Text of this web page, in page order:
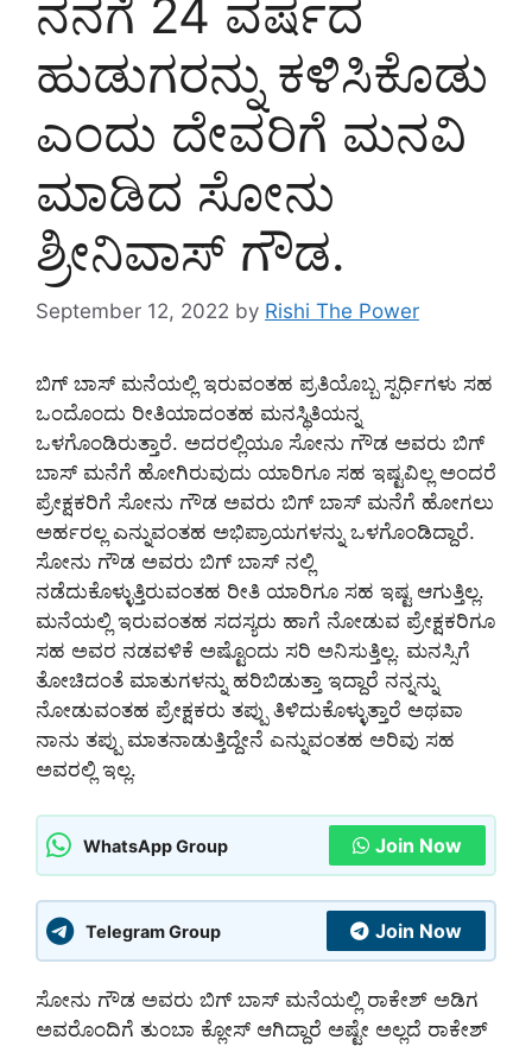
ನನಗೆ 24 ವರ್ಷದ
ಹುಡುಗರನ್ನು ಕಳಿಸಿಕೊಡು
ಎಂದು ದೇವರಿಗೆ ಮನವಿ
ಮಾಡಿದ ಸೋನು
ಶ್ರೀನಿವಾಸ್ ಗೌಡ.
September 12, 2022 by Rishi The Power
ಬಿಗ್ ಬಾಸ್ ಮನೆಯಲ್ಲಿ ಇರುವಂತಹ ಪ್ರತಿಯೊಬ್ಬ ಸ್ಪರ್ಧಿಗಳು ಸಹ
ಒಂದೊಂದು ರೀತಿಯಾದಂತಹ ಮನಸ್ಥಿತಿಯನ್ನ
ಒಳಗೊಂಡಿರುತ್ತಾರೆ. ಅದರಲ್ಲಿಯೂ ಸೋನು ಗೌಡ ಅವರು ಬಿಗ್
ಬಾಸ್ ಮನೆಗೆ ಹೋಗಿರುವುದು ಯಾರಿಗೂ ಸಹ ಇಷ್ಟವಿಲ್ಲ ಅಂದರೆ
ಪ್ರೇಕ್ಷಕರಿಗೆ ಸೋನು ಗೌಡ ಅವರು ಬಿಗ್ ಬಾಸ್ ಮನೆಗೆ ಹೋಗಲು
ಅರ್ಹರಲ್ಲ ಎನ್ನುವಂತಹ ಅಭಿಪ್ರಾಯಗಳನ್ನು ಒಳಗೊಂಡಿದ್ದಾರೆ.
ಸೋನು ಗೌಡ ಅವರು ಬಿಗ್ ಬಾಸ್ ನಲ್ಲಿ
ನಡೆದುಕೊಳ್ಳುತ್ತಿರುವಂತಹ ರೀತಿ ಯಾರಿಗೂ ಸಹ ಇಷ್ಟ ಆಗುತ್ತಿಲ್ಲ.
ಮನೆಯಲ್ಲಿ ಇರುವಂತಹ ಸದಸ್ಯರು ಹಾಗೆ ನೋಡುವ ಪ್ರೇಕ್ಷಕರಿಗೂ
ಸಹ ಅವರ ನಡವಳಿಕೆ ಅಷ್ಟೊಂದು ಸರಿ ಅನಿಸುತ್ತಿಲ್ಲ. ಮನಸ್ಸಿಗೆ
ತೋಚಿದಂತೆ ಮಾತುಗಳನ್ನು ಹರಿಬಿಡುತ್ತಾ ಇದ್ದಾರೆ ನನ್ನನ್ನು
ನೋಡುವಂತಹ ಪ್ರೇಕ್ಷಕರು ತಪ್ಪು ತಿಳಿದುಕೊಳ್ಳುತ್ತಾರೆ ಅಥವಾ
ನಾನು ತಪ್ಪು ಮಾತನಾಡುತ್ತಿದ್ದೇನೆ ಎನ್ನುವಂತಹ ಅರಿವು ಸಹ
ಅವರಲ್ಲಿ ಇಲ್ಲ.
WhatsApp Group Join Now
Telegram Group Join Now
ಸೋನು ಗೌಡ ಅವರು ಬಿಗ್ ಬಾಸ್ ಮನೆಯಲ್ಲಿ ರಾಕೇಶ್ ಅಡಿಗ
ಅವರೊಂದಿಗೆ ತುಂಬಾ ಕ್ಲೋಸ್ ಆಗಿದ್ದಾರೆ ಅಷ್ಟೇ ಅಲ್ಲದೆ ರಾಕೇಶ್